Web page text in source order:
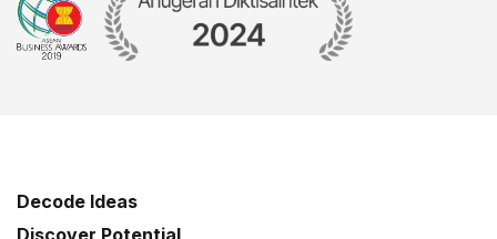
Decode Ideas
Discover Potential